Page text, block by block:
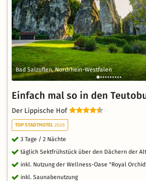
Bad Salzuflen, Nordrhein-Westfalen
Einfach mal so in den
Der Lippische Hof
TOP STADTHOTEL 2026
3 Tage / 2 Nächte
täglich Sektfrühstück über den Dächern der
inkl. Nutzung der Wellness-Oase "Royal
inkl. Saunabenutzung